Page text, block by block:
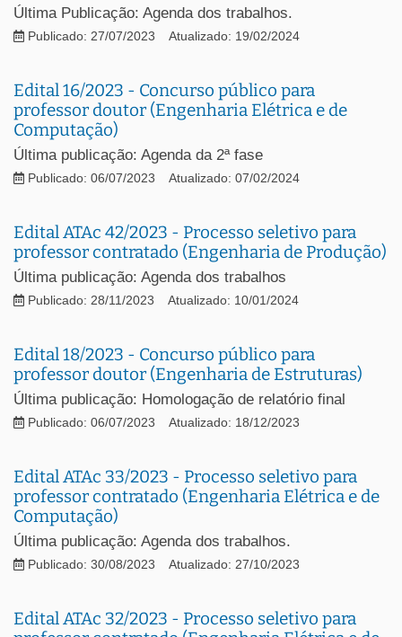
Última Publicação: Agenda dos trabalhos.
Publicado: 27/07/2023 Atualizado: 19/02/2024
Edital 16/2023 - Concurso público para
professor doutor (Engenharia Elétrica e de
Computação)
Última publicação: Agenda da 2ª fase
Publicado: 06/07/2023 Atualizado: 07/02/2024
Edital ATAc 42/2023 - Processo seletivo para
professor contratado (Engenharia de Produção)
Última publicação: Agenda dos trabalhos
Publicado: 28/11/2023 Atualizado: 10/01/2024
Edital 18/2023 - Concurso público para
professor doutor (Engenharia de Estruturas)
Última publicação: Homologação de relatório final
Publicado: 06/07/2023 Atualizado: 18/12/2023
Edital ATAc 33/2023 - Processo seletivo para
professor contratado (Engenharia Elétrica e de
Computação)
Última publicação: Agenda dos trabalhos.
Publicado: 30/08/2023 Atualizado: 27/10/2023
Edital ATAc 32/2023 - Processo seletivo para